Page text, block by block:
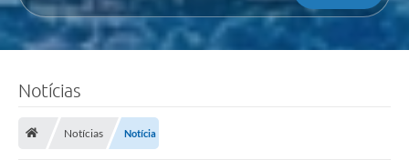
Notícias
Notícias Notícia